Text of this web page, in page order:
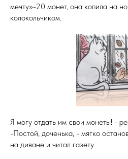
мечту»-20 монет, она копила на
колокольчиком.
Я могу отдать им свои монеты! -
-Постой, доченька, - мягко
на диване и читал газету.